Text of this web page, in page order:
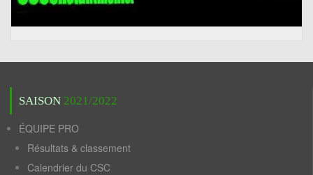
SAISON 2021/2022
ÉQUIPE PRO
Résultats & classement
Calendrier du CSC